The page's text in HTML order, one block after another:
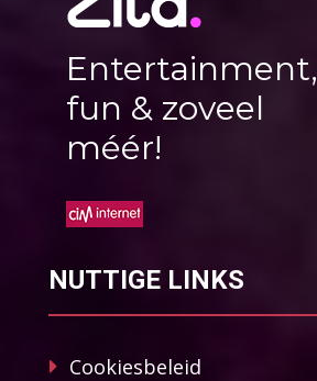
Entertainment,
fun & zoveel
méér!
NUTTIGE LINKS
Cookiesbeleid